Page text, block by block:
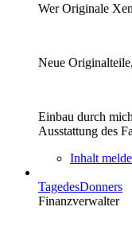
Wer Originale
Neue
Einbau durch
Ausstattung des
Inhalt
TagedesDonners
Finanzverwalter